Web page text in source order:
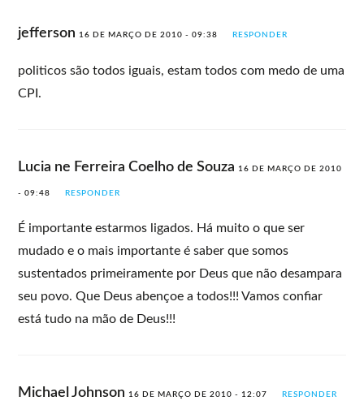
jefferson 16 DE MARÇO DE 2010 - 09:38 RESPONDER
politicos são todos iguais, estam todos com medo de uma
CPI.
Lucia ne Ferreira Coelho de Souza 16 DE MARÇO DE 2010
- 09:48 RESPONDER
É importante estarmos ligados. Há muito o que ser
mudado e o mais importante é saber que somos
sustentados primeiramente por Deus que não desampara
seu povo. Que Deus abençoe a todos!!! Vamos confiar
está tudo na mão de Deus!!!
Michael Johnson 16 DE MARÇO DE 2010 - 12:07 RESPONDER